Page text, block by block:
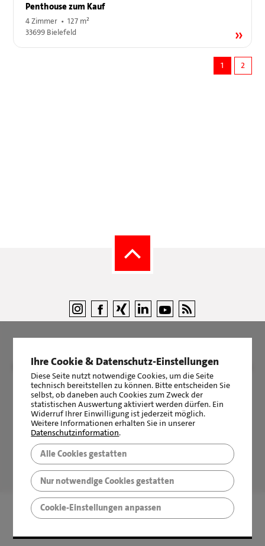
Penthouse zum Kauf
4 Zimmer • 127 m²
33699 Bielefeld
1 2
LBS Immobilien GmbH NordWest| Impressum|Sicherheit &
Datenschutz
LBS Immobilien GmbH NordWest
|2510Bewertungen auf ProvenExpert.com
Ihre Cookie & Datenschutz-Einstellungen
Diese Seite nutzt notwendige Cookies, um die Seite
technisch bereitstellen zu können. Bitte entscheiden Sie
selbst, ob daneben auch Cookies zum Zweck der
statistischen Auswertung aktiviert werden dürfen. Ein
Widerruf Ihrer Einwilligung ist jederzeit möglich.
Weitere Informationen erhalten Sie in unserer
Datenschutzinformation.
Alle Cookies gestatten
Nur notwendige Cookies gestatten
Cookie-Einstellungen anpassen